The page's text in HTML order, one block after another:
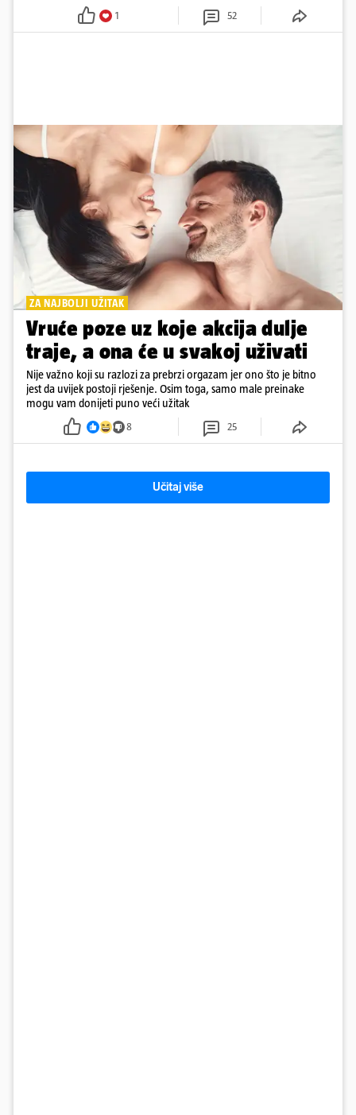
1 52
ZA NAJBOLJI UŽITAK
Vruće poze uz koje akcija dulje
traje, a ona će u svakoj uživati
Nije važno koji su razlozi za prebrzi orgazam jer ono što je bitno
jest da uvijek postoji rješenje. Osim toga, samo male preinake
mogu vam donijeti puno veći užitak
8 25
Učitaj više